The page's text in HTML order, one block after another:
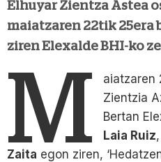
Elhuyar Zientza Astea
maiatzaren 22tik 25era
ziren Elexalde BHI-ko
M
aiatzaren
Zientzia
Bertan
Laia Ruiz,
Zaita egon ziren,